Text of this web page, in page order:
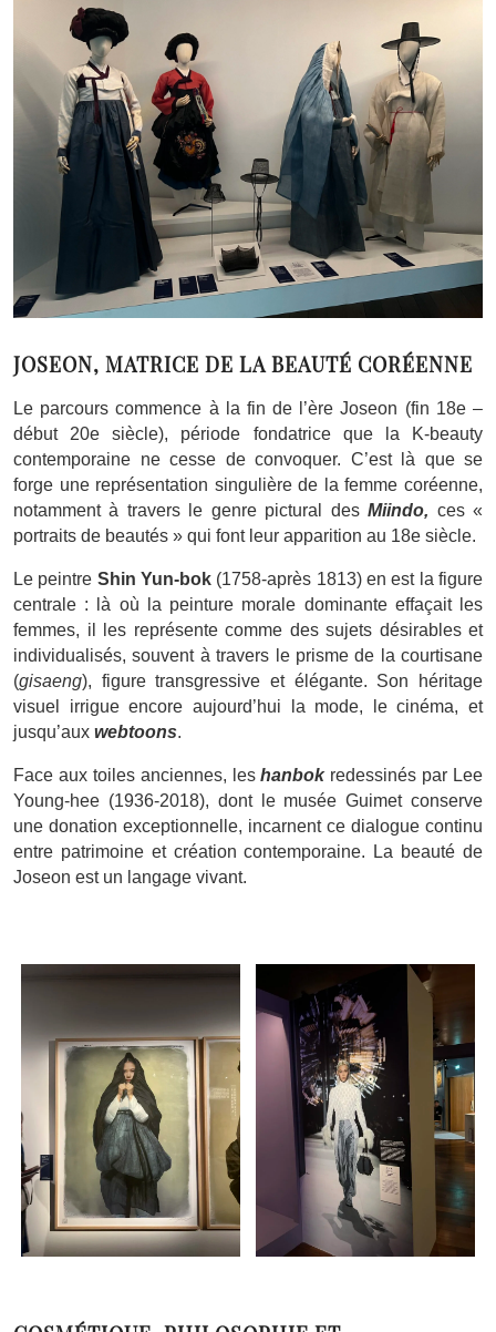
JOSEON, MATRICE DE LA BEAUTÉ CORÉENNE
Le parcours commence à la fin de l’ère Joseon (fin 18e –
début 20e siècle), période fondatrice que la K-beauty
contemporaine ne cesse de convoquer. C’est là que se
forge une représentation singulière de la femme coréenne,
notamment à travers le genre pictural desMiindo, ces «
portraits de beautés » qui font leur apparition au 18e siècle.
Le peintre Shin Yun-bok (1758-après 1813) en est la figure
centrale : là où la peinture morale dominante effaçait les
femmes, il les représente comme des sujets désirables et
individualisés, souvent à travers le prisme de la courtisane
(gisaeng), figure transgressive et élégante. Son héritage
visuel irrigue encore aujourd’hui la mode, le cinéma, et
jusqu’aux webtoons.
Face aux toiles anciennes, leshanbok redessinés par Lee
Young-hee (1936-2018), dont le musée Guimet conserve
une donation exceptionnelle, incarnent ce dialogue continu
entre patrimoine et création contemporaine. La beauté de
Joseon est un langage vivant.